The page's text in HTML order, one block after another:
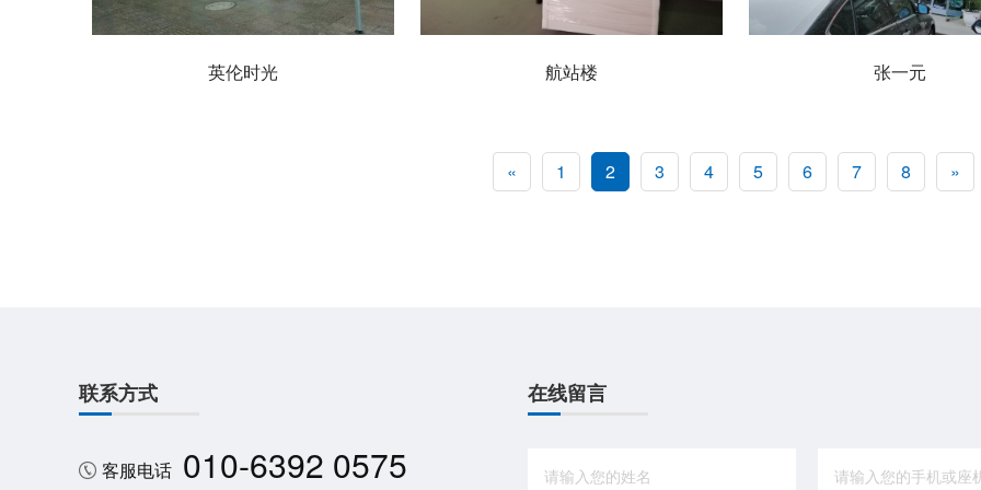
英伦时光 航站楼 张一元
« 1 2 3 4 5 6 7 8 »
联系方式
客服电话 010-6392 0575
在线留言